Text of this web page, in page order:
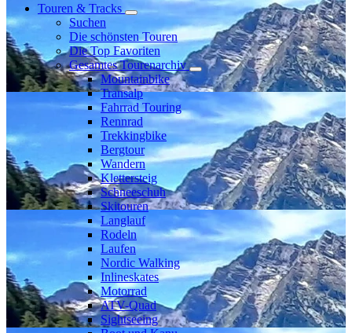
Touren & Tracks
Suchen
Die schönsten Touren
Die Top Favoriten
Gesamtes Tourenarchiv
Mountainbike
Transalp
Fahrrad Touring
Rennrad
Trekkingbike
Bergtour
Wandern
Klettersteig
Schneeschuh
Skitouren
Langlauf
Rodeln
Laufen
Nordic Walking
Inlineskates
Motorrad
ATV-Quad
Sightseeing